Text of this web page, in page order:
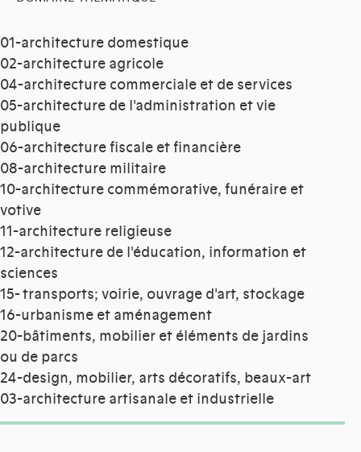
01-architecture domestique
02-architecture agricole
04-architecture commerciale et de services
05-architecture de l'administration et vie
publique
06-architecture fiscale et financière
08-architecture militaire
10-architecture commémorative, funéraire et
votive
11-architecture religieuse
12-architecture de l'éducation, information et
sciences
15- transports; voirie, ouvrage d'art, stockage
16-urbanisme et aménagement
20-bâtiments, mobilier et éléments de jardins
ou de parcs
24-design, mobilier, arts décoratifs, beaux-art
03-architecture artisanale et industrielle